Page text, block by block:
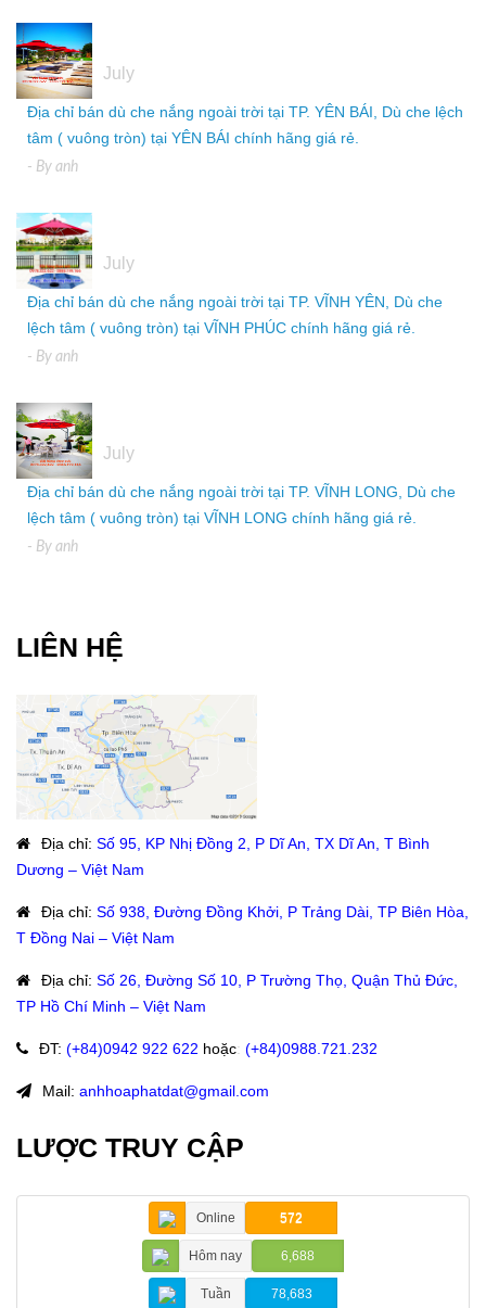
July
Địa chỉ bán dù che nắng ngoài trời tại TP. YÊN BÁI, Dù che lệch
tâm ( vuông tròn) tại YÊN BÁI chính hãng giá rẻ.
- By anh
July
Địa chỉ bán dù che nắng ngoài trời tại TP. VĨNH YÊN, Dù che
lệch tâm ( vuông tròn) tại VĨNH PHÚC chính hãng giá rẻ.
- By anh
July
Địa chỉ bán dù che nắng ngoài trời tại TP. VĨNH LONG, Dù che
lệch tâm ( vuông tròn) tại VĨNH LONG chính hãng giá rẻ.
- By anh
LIÊN HỆ
Địa chỉ: Số 95, KP Nhị Đồng 2, P Dĩ An, TX Dĩ An, T Bình
Dương – Việt Nam
Địa chỉ: Số 938, Đường Đồng Khởi, P Trảng Dài, TP Biên Hòa,
T Đồng Nai – Việt Nam
Địa chỉ: Số 26, Đường Số 10, P Trường Thọ, Quận Thủ Đức,
TP Hồ Chí Minh – Việt Nam
ĐT: (+84)0942 922 622 hoặc: (+84)0988.721.232
Mail: anhhoaphatdat@gmail.com
LƯỢC TRUY CẬP
Online 572
Hôm nay 6,688
Tuần 78,683